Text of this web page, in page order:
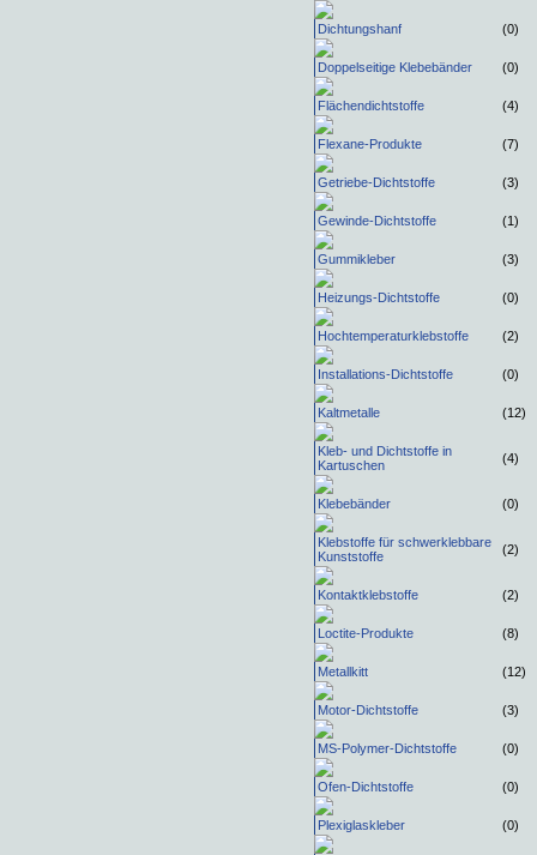
Dichtungshanf (0)
Doppelseitige Klebebänder (0)
Flächendichtstoffe (4)
Flexane-Produkte (7)
Getriebe-Dichtstoffe (3)
Gewinde-Dichtstoffe (1)
Gummikleber (3)
Heizungs-Dichtstoffe (0)
Hochtemperaturklebstoffe (2)
Installations-Dichtstoffe (0)
Kaltmetalle (12)
Kleb- und Dichtstoffe in
Kartuschen
(4)
Klebebänder (0)
Klebstoffe für schwerklebbare
Kunststoffe
(2)
Kontaktklebstoffe (2)
Loctite-Produkte (8)
Metallkitt (12)
Motor-Dichtstoffe (3)
MS-Polymer-Dichtstoffe (0)
Ofen-Dichtstoffe (0)
Plexiglaskleber (0)